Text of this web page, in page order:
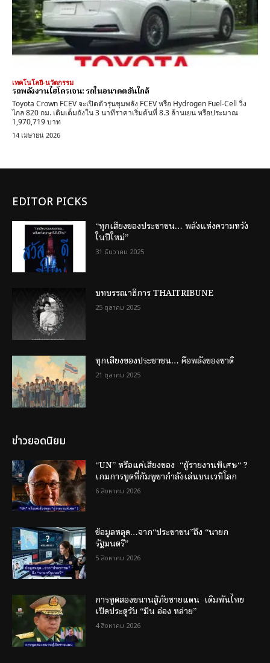
เทคโนโลยี-นวัตกรรม
รถพลังงานไฮโดรเจน: รถในอนาคตอันใกล้
Toyota Crown FCEV จะเปิดตัวรุ่นขุมพลัง FCEV หรือ Hydrogen Fuel-Cell วิ่ง
ไกล 820 กม. เติมเต็มถังใน 3 นาทีราคาเริ่มต้นที่ 8.3 ล้านเยน หรือประมาณ
1,970,719 บาท
14 เมษายน 2026
EDITOR PICKS
“ทุกเสียงของประชาชน… พลังแห่งความหวัง
ในปีใหม่”
31 ธันวาคม 2025
บทบรรณาธิการ THAITRIBUNE
25 ตุลาคม 2025
ทุกเสียงของประชาชน… คือพลังของชาติ
21 ตุลาคม 2025
ข่าวยอดนิยม
“UN” หรือแค่เสียงของ “ผู้รายงานพิเศษ“ ?
เกมการทูตที่กัมพูชากำลังเล่นบนเวทีโลก
6 สิงหาคม 2026
ข้อมูลหลุด…จาก“ประชาชน”ถึง “นายก
รัฐมนตรี”
5 สิงหาคม 2026
การทูตสองขนานสู้ภัยชายแดน เดิมพันไทย
เปิดประตูรับ “มิน อ่อง หล่าย”
4 สิงหาคม 2026